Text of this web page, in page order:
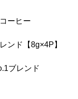
ヒー
ド【8g×4P】
レンド